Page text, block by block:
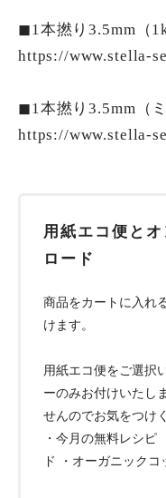
◼︎1本撚り3.5mm（
https://www.stella-
◼︎1本撚り3.5mm（
https://www.stella-
用紙エコ便と
ロード
商品をカートに入れ
けます。
用紙エコ便をご選択
ーのみお付けいたし
せんのでお気をつけ
・今月の無料レシピ
ド ・オーガニックコ